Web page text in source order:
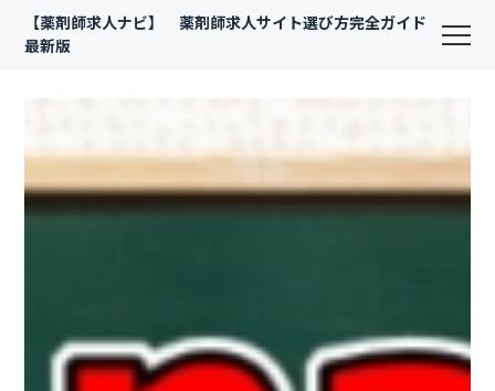
【薬剤師求人ナビ】 薬剤師求人サイト選び方完全ガイド
最新版